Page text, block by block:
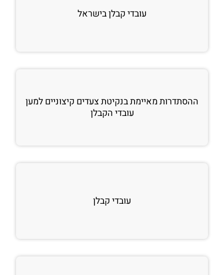
עובדי קבלן בישראל
ההסתדרות מאיימת בנקיטת צעדים קיצוניים למען
עובדי הקבלן
עובדי קבלן